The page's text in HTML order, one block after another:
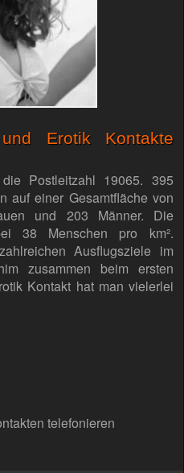
Erotik Kontakte
Postleitzahl 19065. 395
auf einer Gesamtfläche von
und 203 Männer. Die
38 Menschen pro km².
Ausflugsziele im
zusammen beim ersten
Kontakt hat man vielerlei
telefonieren